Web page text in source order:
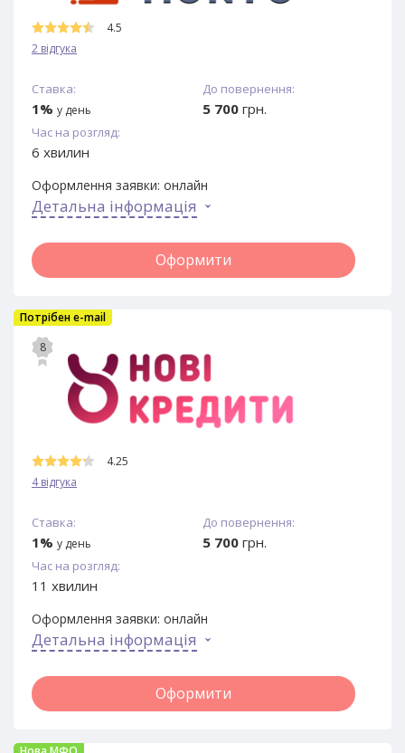
4.5
2 відгука
Ставка:
1% у день
До повернення:
5 700 грн.
Час на розгляд:
6 хвилин
Оформлення заявки: онлайн
Детальна інформація
Оформити
Потрібен e-mail
8
4.25
4 відгука
Ставка:
1% у день
До повернення:
5 700 грн.
Час на розгляд:
11 хвилин
Оформлення заявки: онлайн
Детальна інформація
Оформити